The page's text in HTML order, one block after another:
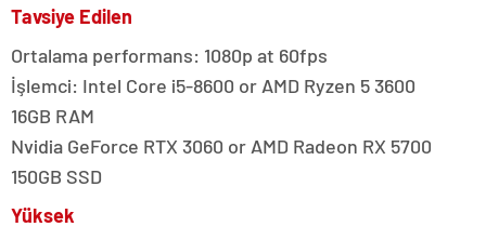
Tavsiye Edilen
Ortalama performans: 1080p at 60fps
İşlemci: Intel Core i5-8600 or AMD Ryzen 5 3600
16GB RAM
Nvidia GeForce RTX 3060 or AMD Radeon RX 5700
150GB SSD
Yüksek